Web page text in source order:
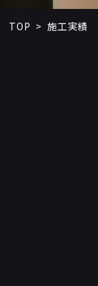
TOP > 施工実績